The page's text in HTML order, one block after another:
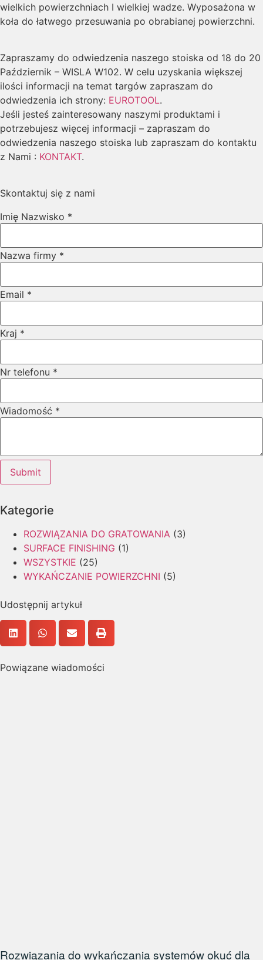
wielkich powierzchniach I wielkiej wadze. Wyposażona w
koła do łatwego przesuwania po obrabianej powierzchni.
Zapraszamy do odwiedzenia naszego stoiska od 18 do 20
Październik – WISLA W102. W celu uzyskania większej
ilości informacji na temat targów zapraszam do
odwiedzenia ich strony: EUROTOOL.
Jeśli jesteś zainteresowany naszymi produktami i
potrzebujesz więcej informacji – zapraszam do
odwiedzenia naszego stoiska lub zapraszam do kontaktu
z Nami : KONTAKT.
Skontaktuj się z nami
Nr
Layout
Imię Nazwisko *
Nazwa firmy *
Email *
Kraj *
Nr telefonu *
Wiadomość *
Submit
Kategorie
ROZWIĄZANIA DO GRATOWANIA (3)
SURFACE FINISHING (1)
WSZYSTKIE (25)
WYKAŃCZANIE POWIERZCHNI (5)
Udostępnij artykuł
Powiązane wiadomości
Rozwiązania do wykańczania systemów okuć dla